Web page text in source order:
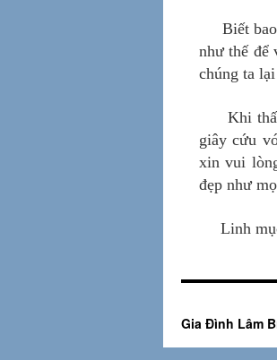
Biết
như thế để
chúng ta
Khi
giây cứu
xin vui
đẹp như
Linh
Gia Đình Lâm